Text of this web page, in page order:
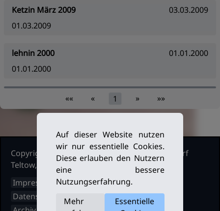
Ketzin März 2009
03.03.2009
01.03.2009
lehnin 2000
01.01.2000
01.01.2000
«« « 1 » »»
Copyright Ruderclub Kleinmachnow Stahnsdorf
Teltow, 2026. Alle Rechte vorbehalten.
Impressum
Datenschutz
Auf dieser Website nutzen
wir nur essentielle Cookies.
Diese erlauben den Nutzern
eine bessere
Nutzungserfahrung.
Mehr
Essentielle